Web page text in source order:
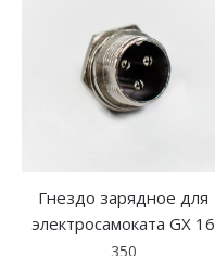
Гнездо зарядное для
электросамоката GX 16
350